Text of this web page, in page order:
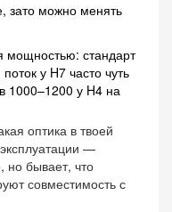
зато можно менять
мощностью: стандарт
у H7 часто чуть
1000–1200 у H4 на
оптика в твоей
—
но бывает, что
совместимость с